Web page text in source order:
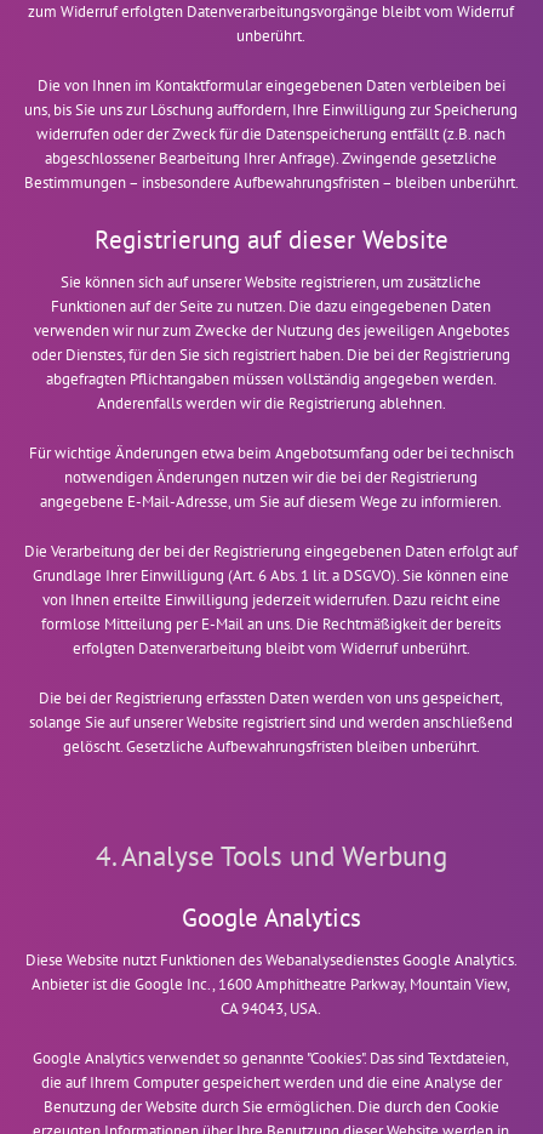
zum Widerruf erfolgten Datenverarbeitungsvorgänge bleibt vom Widerruf
unberührt.
Die von Ihnen im Kontaktformular eingegebenen Daten verbleiben bei
uns, bis Sie uns zur Löschung auffordern, Ihre Einwilligung zur Speicherung
widerrufen oder der Zweck für die Datenspeicherung entfällt (z.B. nach
abgeschlossener Bearbeitung Ihrer Anfrage). Zwingende gesetzliche
Bestimmungen – insbesondere Aufbewahrungsfristen – bleiben unberührt.
Registrierung auf dieser Website
Sie können sich auf unserer Website registrieren, um zusätzliche
Funktionen auf der Seite zu nutzen. Die dazu eingegebenen Daten
verwenden wir nur zum Zwecke der Nutzung des jeweiligen Angebotes
oder Dienstes, für den Sie sich registriert haben. Die bei der Registrierung
abgefragten Pflichtangaben müssen vollständig angegeben werden.
Anderenfalls werden wir die Registrierung ablehnen.
Für wichtige Änderungen etwa beim Angebotsumfang oder bei technisch
notwendigen Änderungen nutzen wir die bei der Registrierung
angegebene E-Mail-Adresse, um Sie auf diesem Wege zu informieren.
Die Verarbeitung der bei der Registrierung eingegebenen Daten erfolgt auf
Grundlage Ihrer Einwilligung (Art. 6 Abs. 1 lit. a DSGVO). Sie können eine
von Ihnen erteilte Einwilligung jederzeit widerrufen. Dazu reicht eine
formlose Mitteilung per E-Mail an uns. Die Rechtmäßigkeit der bereits
erfolgten Datenverarbeitung bleibt vom Widerruf unberührt.
Die bei der Registrierung erfassten Daten werden von uns gespeichert,
solange Sie auf unserer Website registriert sind und werden anschließend
gelöscht. Gesetzliche Aufbewahrungsfristen bleiben unberührt.
4. Analyse Tools und Werbung
Google Analytics
Diese Website nutzt Funktionen des Webanalysedienstes Google Analytics.
Anbieter ist die Google Inc., 1600 Amphitheatre Parkway, Mountain View,
CA 94043, USA.
Google Analytics verwendet so genannte "Cookies". Das sind Textdateien,
die auf Ihrem Computer gespeichert werden und die eine Analyse der
Benutzung der Website durch Sie ermöglichen. Die durch den Cookie